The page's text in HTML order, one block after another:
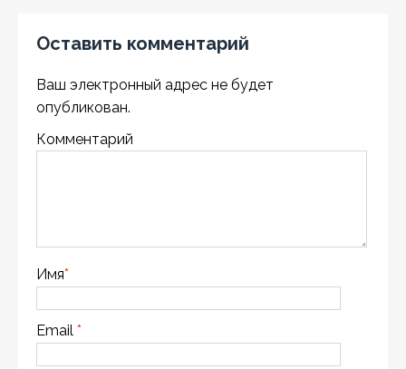
Оставить комментарий
Ваш электронный адрес не будет
опубликован.
Комментарий
Имя*
Email *